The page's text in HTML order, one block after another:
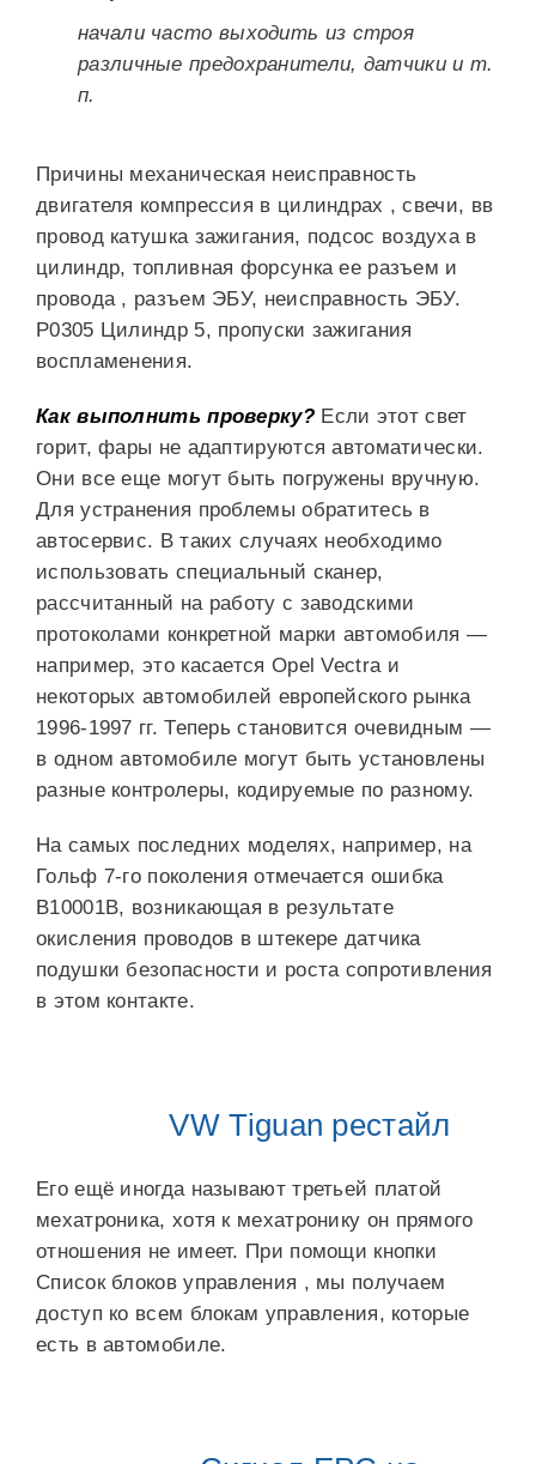
начали часто выходить из строя
различные предохранители, датчики и т.
п.
Причины механическая неисправность
двигателя компрессия в цилиндрах , свечи, вв
провод катушка зажигания, подсос воздуха в
цилиндр, топливная форсунка ее разъем и
провода , разъем ЭБУ, неисправность ЭБУ.
P0305 Цилиндр 5, пропуски зажигания
воспламенения.
Как выполнить проверку?Если этот свет
горит, фары не адаптируются автоматически.
Они все еще могут быть погружены вручную.
Для устранения проблемы обратитесь в
автосервис. В таких случаях необходимо
использовать специальный сканер,
рассчитанный на работу с заводскими
протоколами конкретной марки автомобиля —
например, это касается Opel Vectra и
некоторых автомобилей европейского рынка
1996-1997 гг. Теперь становится очевидным —
в одном автомобиле могут быть установлены
разные контролеры, кодируемые по разному.
На самых последних моделях, например, на
Гольф 7-го поколения отмечается ошибка
B10001B, возникающая в результате
окисления проводов в штекере датчика
подушки безопасности и роста сопротивления
в этом контакте.
VW Tiguan рестайл
Его ещё иногда называют третьей платой
мехатроника, хотя к мехатронику он прямого
отношения не имеет. При помощи кнопки
Список блоков управления , мы получаем
доступ ко всем блокам управления, которые
есть в автомобиле.